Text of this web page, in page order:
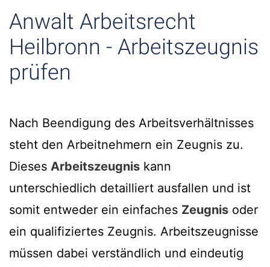
Anwalt Arbeitsrecht
Heilbronn - Arbeitszeugnis
prüfen
Nach Beendigung des Arbeitsverhältnisses
steht den Arbeitnehmern ein Zeugnis zu.
Dieses Arbeitszeugnis kann
unterschiedlich detailliert ausfallen und ist
somit entweder ein einfaches Zeugnis oder
ein qualifiziertes Zeugnis. Arbeitszeugnisse
müssen dabei verständlich und eindeutig